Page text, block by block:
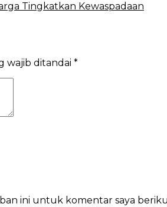
Tingkatkan Kewaspadaan
wajib ditandai *
ini untuk komentar saya